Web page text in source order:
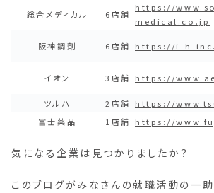
総合メディカル 6店舗
https://
medical.co.jp
阪神調剤 6店舗 https://i-h-
イオン 3店舗 https://
ツルハ 2店舗
https://
富士薬品
1店舗 https://
気になる企業は見つかりましたか？
このブログがみなさんの就職活動の一